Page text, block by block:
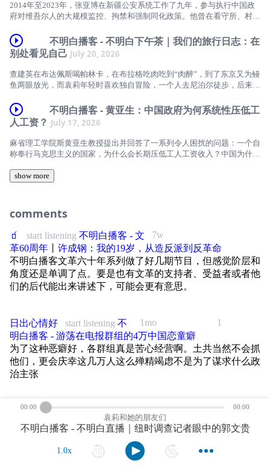
人英雄主义到经典改编中的女性主义视角，查建英与袁莉讨论一部古老史
诗如何在当代被重新阐释，以及这种现代化改写所折射出的伦理观念、叙
点击收看视频版：https://youtu.be/AQz5-JpF4g0
点击加入我们的YouTube会员：https://bit.ly/bmb-yt-sub
点击捐赠支持不明白播客：https://www.bumingbai.net/donation/
时间轴
04:46 两种态度：袁莉不断“出戏”，查建英却认为它会成为电影史经典
06:25 诺兰的视觉美学：暴力、战争与宏大摄影
12:09 群星阵容、美国口音与古希腊：“现代化”何时变得失真？
15:49 被扁平化的女性：谁被排除在英雄叙事之外？
19:34 三小时如何容纳一部史诗？牺牲掉了什么？
22:45 “太美国了”：反战，还是消费战争？
29:28 一个“21世纪的奥德赛”：为什么现代观众需要这样的改写
34:10 战争之后，一个施暴者如何重新回到文明社会？
39:47 从老庄到西塞罗：中西方精英如何想象个人与公共责任
43:43 节目推广内容
感谢本期节目赞助商Mosavi的大力支持！Mosavi是一款端对端加密通讯
软件，注册时无需手机号、邮箱及任何身份信息，还支持开通数字货币钱
本期《不明白下午茶》，袁莉与作家查建英从张亚博谈起，讨论一个普通
人如何在国家机器中同时成为受压迫者和执行者；为什么中国社会如此熟
悉受害者的语言，却缺少讨论个人责任、共谋、忏悔和修复的公共语言。
她们从雅斯贝尔斯对罪责的四种区分，谈到文革后的受害者叙事、汶川地
震后的公共悲悯，以及国家对历史记忆和追责空间的压制。
一个只会讲述自己怎样受害，却不会讲述自己怎样伤害别人的社会，能否
真正走出苦难？
点击收看视频版：https://youtu.be/1qun2vwnBSk
点击加入我们的YouTube会员：https://bit.ly/bmb-yt-sub
点击捐赠支持不明白播客：https://www.bumingbai.net/donation/
时间轴
04:27 当他说“我只是执行命令”时，袁莉的内心困惑
09:05 张亚博身上加害者与受害者的双重身分
13:09 付费推广内容
14:03 一名河南农村青年进入新疆公安系统
19:50 “我最大的错误是去了新疆”：袁莉为何对张亚博的反思期待过高
29:30 从“我只是个看守”到“平庸之恶”
32:50 罪责、同理心和救赎在中文语境里的模糊存在
35:00 中国社会是否较少谈论个人内心、罪责与救赎
害人”
44:17 回看文革：制度如何制造替罪羊、以及个人担责的缺失
48:49 从汶川地震到德国的战后反思
2014年至2023年，张亚博在新疆公安系统工作了九年，参与执行中国政
府对维吾尔人的大规模监控、拘禁和强制同化政策。他曾在看守所、村级
被强制派往棉花田劳动的维吾尔人。
他反复说，自己只是在执行命令，是国家机器上的一枚“小螺丝钉”。他也
坚持认为，自己同样是这个体制的受害者。
如今，作为这套系统曾经的执行者，张亚博成为一个公开发声的内部证
人。离开中国并讲出自己知道的事情，需要勇气。但对于自己究竟负有什
么责任，他或许才刚刚开始思考。受到体制的伤害，能否免除一个人协助
体制加害他人的责任？
在这期长达两个半小时的访谈中，袁莉与张亚博探讨了他的九年警察生
涯、离开新疆和中国的经过，以及他如何理解自己曾经做过的事情。一个
也可能同时伤害别人？他又该如何面对在这场国家发动的迫害运动中自己
点击捐赠支持不明白播客：https://www.bumingbai.net/donation/
时间轴
00:00 Intro
06:44 2014年进入于田县看守所：从乡村教师成为看守
17:40 2016年考入和田县公安局：大规模拘禁前夕成为正式警察
27:50 精神病院如何变成拘禁营
41:19 2019年拘禁营“结业”：烧毁档案与更隐秘的控制
56:19 村警的监控日常：周一升国旗、中文课与思想教育
01:09:24 从监狱回到村庄的维吾尔人与警察系统中的KPI
不明白播客 - 不明白下午茶｜我们的旅行日志：在
别处看见自己 July 20, 2026
查建英在布达佩斯喝帕林卡，在布拉格吃肉吃到“肉醉”，到了东京又为鳗
鱼两眼放光，而袁莉年轻时喜欢独自冒险，一个人去尼泊尔徒步，后来只
每一次旅行，都是一场微型《奥德赛》。查建英说：“人的一生总需要在
另外一个空间里折射，才看得清自己的真实面目。” 但到了某种年岁，旅
行聊着聊着，不免聊到政治、历史与我们自己。有人是 “人肉GPS”，到了
陌生地方必须先认清东南西北，有人则 “在北京家门口都能搞丢”，迷路
了就到处问人。
旅行真的能体现人生态度吗？本期下午茶，我们来聊聊旅行，也聊年龄、
点击收看视频版：https://youtu.be/GiK5sg6LCdg
点击加入我们的YouTube会员：https://bit.ly/bmb-yt-sub
点击捐赠支持不明白播客：https://www.bumingbai.net/donation/
00:00 Intro
03:48 欧尔班统治下的匈牙利：当地华人移民的现实主义观察
08:00 从饮食与步行观察城市生活
17:45 节目推广内容
18:39 旅行者如何用自己的经验理解一座城市
22:48 年轻时两种不同的西藏之行
不明白播客 - 黄亚生：中国政府为何系统性压低工
人工资？ July 17, 2026
麻省理工学院斯黄亚生教授提出并回答了一系列令人困扰的问题：一个自
称奉行马克思主义的国家，为什么会长期压低工人工资收入？中国为什么
全球排名倒数第二，比印度还低？中国为什么可以长期依赖出口维持增
点击加入我们的YouTube会员：https://bit.ly/bmb-yt-sub
点击捐赠支持不明白播客：https://www.bumingbai.net/donation/
时间轴
01:36 什么是“绝对优势经济”？
04:40 低工资如何制造了“绝对优势经济”
08:15 中国为何没有走韩国、台湾的路？
18:32 大资本家福特的洞见：工人也是消费者
24:31 贫困标准与户口制度如何压低议价权
25:35 中国制造业工资占比为何如此之低？
show more
comments
7w
🧃 start listening 不明白播客 - 文
革60周年丨许成钢：我的19岁，从造反派到反革命
不明白播客文革六十年系列做了好几期节目，但感觉阶层和
角度还是单调了点。要是也有文革的支持者、受益者或者他
们的后代能出来讲述下，可能会更有意思。
1mo 1
日出心情好 start listening 不
明白播客 - 游荡在电报群组的4万中国恋童癖
为了这种恶癖好，各群组真是苦心经营啊。土共当然不会抓
他们，更会庆幸这几万人这么殚精竭虑不是为了谋求什么政
治主张
日出心情好
白播客 - 文革60周年丨高阿姨：一名文革狂热者的忏悔与反
巴金生前提出要建文革博物馆，结果老共就用优渥生活供着
他，但是这条要求一直压着，所以文革后不到半个世纪就有
袁莉和她的朋友们
不明白播客 - 不明白直播｜纽时调查记者眼中的郭文贵
1.0x
00:00 00:00